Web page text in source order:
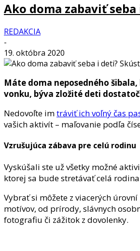
Ako doma zabaviť
REDAKCIA
-
19. októbra 2020
Máte doma neposedného
vonku, býva zložité deti
Nedovoľte imtráviť ich voľný čas
vašich aktivít – maľovanie podľa
Vzrušujúca zábava pre celú rodinu
Vyskúšali ste už všetky možné
ktorej sa bude stretávať celá
Vybrať si môžete z viacerých
motívov, od prírody, slávnych
fotografiu či zážitok z dovolenky.